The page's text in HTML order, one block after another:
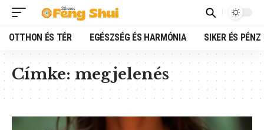
OTTHON ÉS TÉR EGÉSZSÉG ÉS HARMÓNIA SIKER ÉS PÉNZ
Címke:megjelenés